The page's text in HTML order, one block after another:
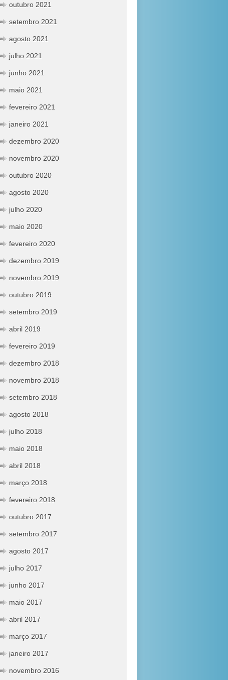
outubro 2021
setembro 2021
agosto 2021
julho 2021
junho 2021
maio 2021
fevereiro 2021
janeiro 2021
dezembro 2020
novembro 2020
outubro 2020
agosto 2020
julho 2020
maio 2020
fevereiro 2020
dezembro 2019
novembro 2019
outubro 2019
setembro 2019
abril 2019
fevereiro 2019
dezembro 2018
novembro 2018
setembro 2018
agosto 2018
julho 2018
maio 2018
abril 2018
março 2018
fevereiro 2018
outubro 2017
setembro 2017
agosto 2017
julho 2017
junho 2017
maio 2017
abril 2017
março 2017
janeiro 2017
novembro 2016